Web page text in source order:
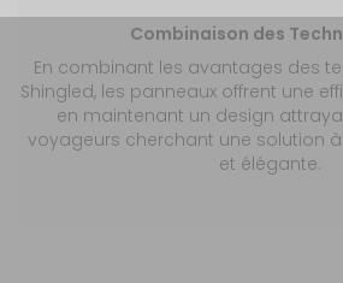
Combinaison des
En combinant les avantages des
Shingled, les panneaux offrent une
en maintenant un design
voyageurs cherchant une solution
et élégante.